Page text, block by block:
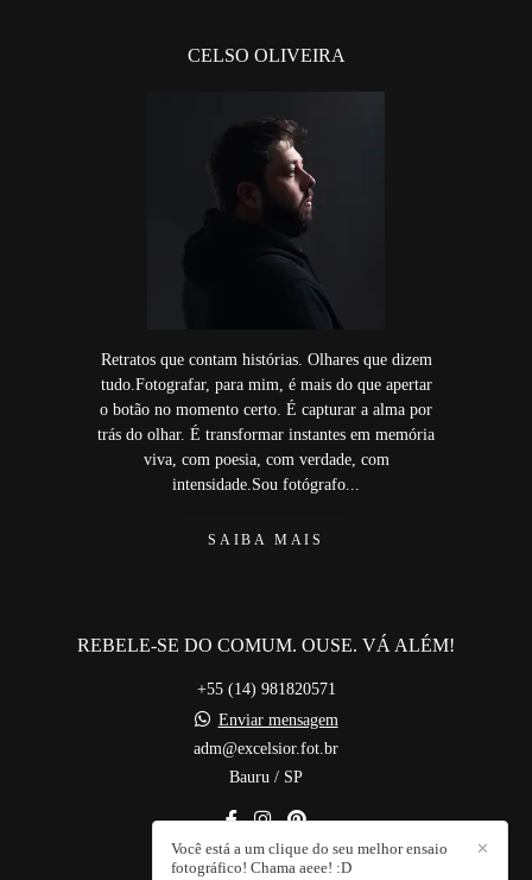
CELSO OLIVEIRA
Retratos que contam histórias. Olhares que dizem
tudo.Fotografar, para mim, é mais do que apertar
o botão no momento certo. É capturar a alma por
trás do olhar. É transformar instantes em memória
viva, com poesia, com verdade, com
intensidade.Sou fotógrafo...
SAIBA MAIS
REBELE-SE DO COMUM. OUSE. VÁ ALÉM!
+55 (14) 981820571
Enviar mensagem
adm@excelsior.fot.br
Bauru / SP
✕
Você está a um clique do seu melhor ensaio
fotográfico! Chama aeee! :D